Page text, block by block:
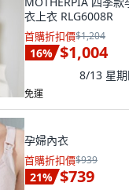
衣上衣 RLG6008R
首購折扣價$1,204
16% $1,004
8/13 星期
免運
孕婦內衣
首購折扣價$939
21% $739